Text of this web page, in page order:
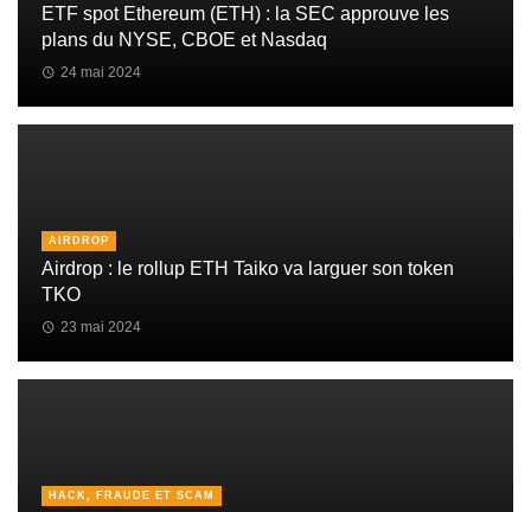
ETF spot Ethereum (ETH) : la SEC approuve les
plans du NYSE, CBOE et Nasdaq
24 mai 2024
AIRDROP
Airdrop : le rollup ETH Taiko va larguer son token
TKO
23 mai 2024
HACK, FRAUDE ET SCAM